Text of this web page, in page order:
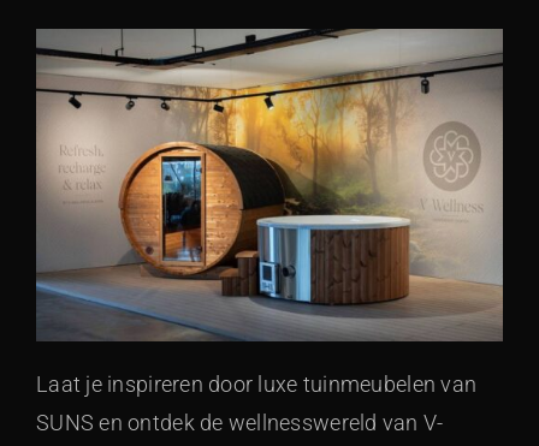
Laat je inspireren door luxe tuinmeubelen van
SUNS en ontdek de wellnesswereld van V-